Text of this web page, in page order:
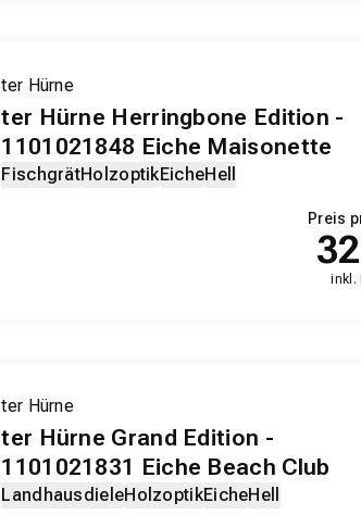
ter Hürne
ter Hürne Herringbone Edition -
1101021848 Eiche Maisonette
FischgrätHolzoptikEicheHell
Preis
32
inkl.
ter Hürne
ter Hürne Grand Edition -
1101021831 Eiche Beach Club
LandhausdieleHolzoptikEicheHell